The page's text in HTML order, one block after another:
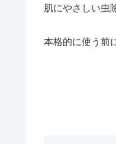
肌にやさしい虫
本格的に使う前